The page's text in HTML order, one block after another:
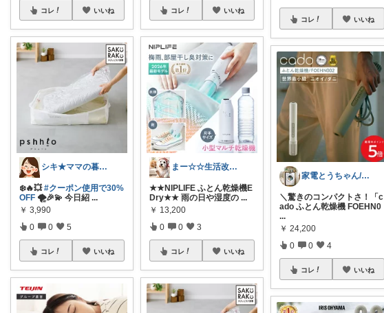
コレ いいね
シキ★ママの暮らし、キッズ
❄️🔥💥#クーポン使用で30%
OFF 🌪️🎉💫 今日紹 ...
￥ 3,990
0 0 5
コレ いいね
コレ いいね
まー☆☆生活改善お探し人
★★NIPLIFE ふとん乾燥機E
Dry★★ 雨の日や湿度の ...
￥ 13,200
0 0 3
コレ いいね
コレ いいね
家電とうちゃん/2児のパパ✨️購入感謝！
​＼驚きのコンパクトさ！「c
ado ふとん乾燥機 FOEHN0
...
￥ 24,200
0 0 4
コレ いいね